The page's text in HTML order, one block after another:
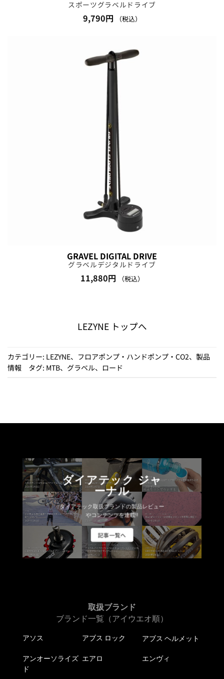
スポーツグラベルドライブ
9,790円 （税込）
GRAVEL DIGITAL DRIVE
グラベルデジタルドライブ
11,880円 （税込）
LEZYNE トップへ
カテゴリー: LEZYNE、 フロアポンプ・ハンドポンプ・CO2、 製品
情報 タグ: MTB、 グラベル、 ロード
ダイアテック ジャ
ーナル
ダイアテック取扱ブランドの製品レビュー
やコンテンツを連載!!
記事一覧へ
取扱ブランド
ブランド一覧（アイウエオ順）
アソス アブス ロック アブス ヘルメット
アンオーソライズ
ド
エアロ エンヴィ